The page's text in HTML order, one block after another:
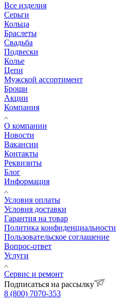
Все изделия
Серьги
Кольца
Браслеты
Свадьба
Подвески
Колье
Цепи
Мужской ассортимент
Броши
Акции
Компания
О компании
Новости
Вакансии
Контакты
Реквизиты
Блог
Информация
Условия оплаты
Условия доставки
Гарантия на товар
Политика конфиденциальности
Пользовательское соглашение
Вопрос-ответ
Услуги
Сервис и ремонт
Подписаться на рассылку
8 (800) 7070-353